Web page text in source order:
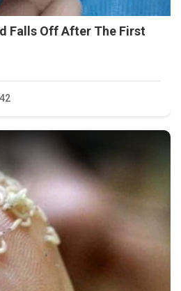
Falls Off After The First